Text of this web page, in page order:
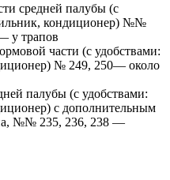
средней палубы (с
кондиционер) №№
у трапов
части (с удобствами:
№ 249, 250— около
палубы (с удобствами:
с дополнительным
№№ 235, 236, 238 —